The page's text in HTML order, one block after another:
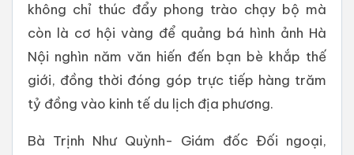
không chỉ thúc đẩy phong trào chạy bộ mà
còn là cơ hội vàng để quảng bá hình ảnh Hà
Nội nghìn năm văn hiến đến bạn bè khắp thế
giới, đồng thời đóng góp trực tiếp hàng trăm
tỷ đồng vào kinh tế du lịch địa phương.
Bà Trịnh Như Quỳnh- Giám đốc Đối ngoại,